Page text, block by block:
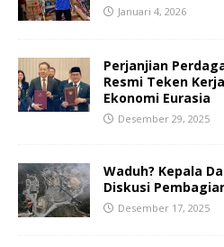
Januari 4, 2026
Perjanjian
Resmi Teken
Ekonomi Eurasia
Desember 29, 2025
Waduh? Kepala
Diskusi
Desember 17, 2025